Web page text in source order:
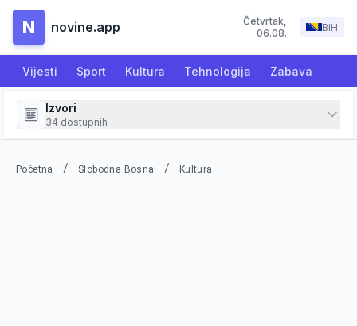
N novine.app Četvrtak,
06.08.
BiH
Vijesti Sport Kultura Tehnologija Zabava
Izvori
34 dostupnih
Početna / Slobodna Bosna / Kultura